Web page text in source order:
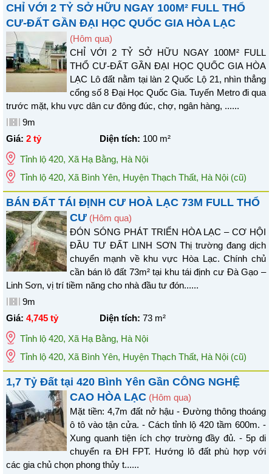
CHỈ VỚI 2 TỶ SỞ HỮU NGAY 100M² FULL THỔ
CƯ-ĐẤT GẦN ĐẠI HỌC QUỐC GIA HÒA LẠC
(Hôm qua)
CHỈ VỚI 2 TỶ SỞ HỮU NGAY 100M² FULL
THỔ CƯ-ĐẤT GẦN ĐẠI HỌC QUỐC GIA HÒA
LẠC Lô đất nằm tại làn 2 Quốc Lộ 21, nhìn thẳng
cổng số 8 Đại Học Quốc Gia. Tuyến Metro đi qua
trước mặt, khu vực dân cư đông đúc, chợ, ngân hàng, ......
9m
Giá: 2 tỷ Diện tích: 100 m²
Tỉnh lộ 420, Xã Hạ Bằng, Hà Nội
Tỉnh lộ 420, Xã Bình Yên, Huyện Thạch Thất, Hà Nội (cũ)
BÁN ĐẤT TÁI ĐỊNH CƯ HOÀ LẠC 73M FULL THỔ
CƯ (Hôm qua)
ĐÓN SÓNG PHÁT TRIỂN HÒA LẠC – CƠ HỘI
ĐẦU TƯ ĐẤT LINH SƠN Thị trường đang dịch
chuyển mạnh về khu vực Hòa Lạc. Chính chủ
cần bán lô đất 73m² tại khu tái định cư Đà Gạo –
Linh Sơn, vị trí tiềm năng cho nhà đầu tư đón......
9m
Giá: 4,745 tỷ Diện tích: 73 m²
Tỉnh lộ 420, Xã Hạ Bằng, Hà Nội
Tỉnh lộ 420, Xã Bình Yên, Huyện Thạch Thất, Hà Nội (cũ)
1,7 Tỷ Đất tại 420 Bình Yên Gần CÔNG NGHỆ
CAO HÒA LẠC (Hôm qua)
Mặt tiền: 4,7m đất nở hậu - Đường thông thoáng
ô tô vào tận cửa. - Cách tỉnh lộ 420 tầm 600m. -
Xung quanh tiện ích chợ trường đầy đủ. - 5p di
chuyển ra ĐH FPT. Hướng lô đất phù hợp với
các gia chủ chọn phong thủy t......